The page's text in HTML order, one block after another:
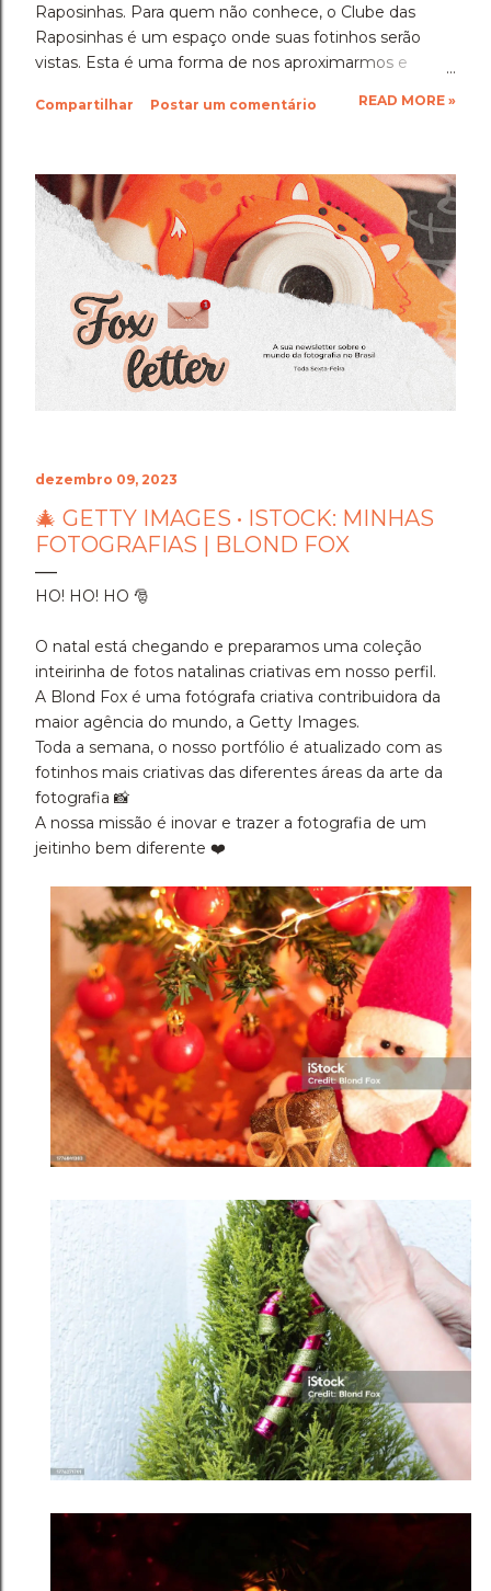
Raposinhas. Para quem não conhece, o Clube das
Raposinhas é um espaço onde suas fotinhos serão
vistas. Esta é uma forma de nos aproximarmos e
basta enviar suas fotinhos para o nosso e-mail
onde você é, e se preferir, contar um pouquinho sobre
suas fotinhos. Fique a vontade! Ficarei muito feliz de
recebê-las. Eu espero as suas obras de arte, ein?!
Beijos da raposa e até a próxima!!
Compartilhar Postar um comentário READ MORE »
dezembro 09, 2023
🎄 GETTY IMAGES • ISTOCK: MINHAS
FOTOGRAFIAS | BLOND FOX
HO! HO! HO 🎅
O natal está chegando e preparamos uma coleção
inteirinha de fotos natalinas criativas em nosso perfil.
A Blond Fox é uma fotógrafa criativa contribuidora da
maior agência do mundo, a Getty Images.
Toda a semana, o nosso portfólio é atualizado com as
fotinhos mais criativas das diferentes áreas da arte da
fotografia 📸
A nossa missão é inovar e trazer a fotografia de um
jeitinho bem diferente ❤️